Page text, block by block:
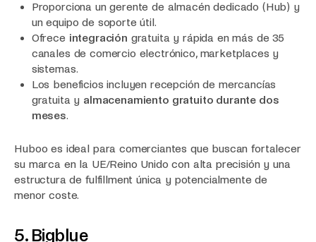
Proporciona un gerente de almacén dedicado (Hub) y
un equipo de soporte útil.
Ofrece integración gratuita y rápida en más de 35
canales de comercio electrónico, marketplaces y
sistemas.
Los beneficios incluyen recepción de mercancías
gratuita y almacenamiento gratuito durante dos
meses.
Huboo es ideal para comerciantes que buscan fortalecer
su marca en la UE/Reino Unido con alta precisión y una
estructura de fulfillment única y potencialmente de
menor coste.
5. Bigblue